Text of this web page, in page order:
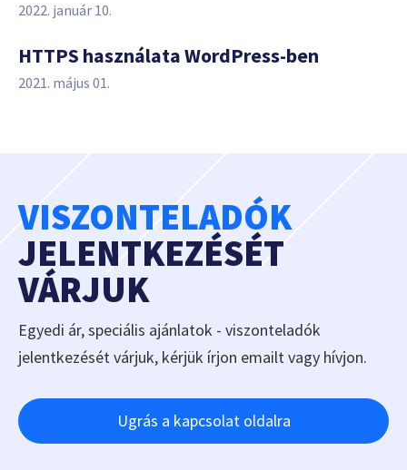
2022. január 10.
HTTPS használata WordPress-ben
2021. május 01.
VISZONTELADÓK
JELENTKEZÉSÉT
VÁRJUK
Egyedi ár, speciális ajánlatok - viszonteladók
jelentkezését várjuk, kérjük írjon emailt vagy hívjon.
Ugrás a kapcsolat oldalra